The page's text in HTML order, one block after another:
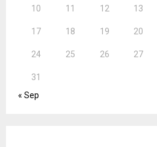
10 11 12 13
17 18 19 20
24 25 26 27
31
« Sep